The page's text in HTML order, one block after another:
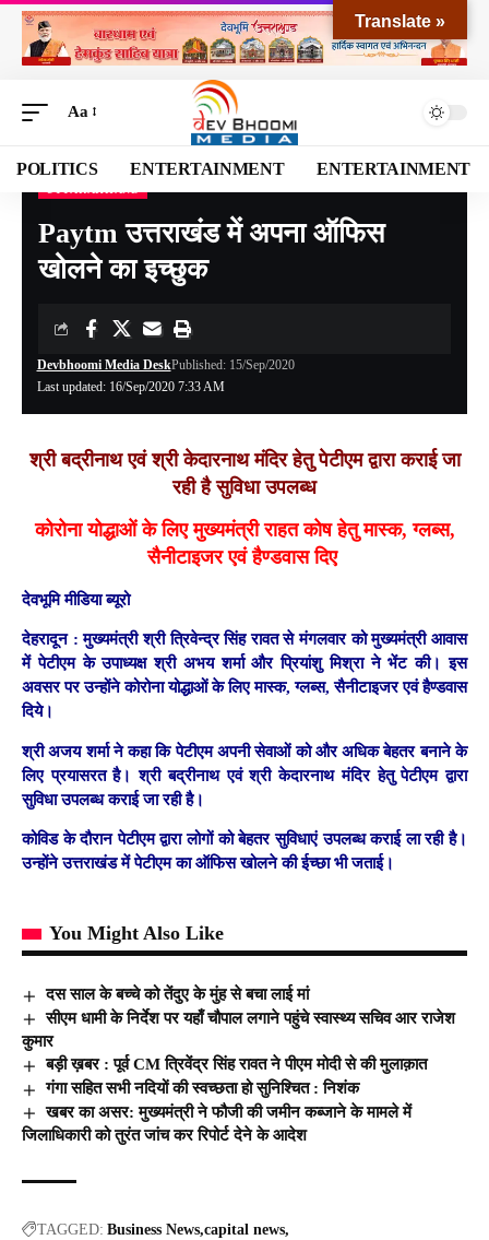
Aa
POLITICS ENTERTAINMENT ENTERTAINMENT
Devbhoomi Media>Blog>NATIONAL >UTTARAKHAND>Paytm उत्तराखंड में अपना ऑफिस खोलने का इच्छुक
Paytm उत्तराखंड में अपना ऑफिस
खोलने का इच्छुक
Last updated: 16/Sep/2020 7:33 AM
Devbhoomi Media DeskPublished: 15/Sep/2020
श्री बद्रीनाथ एवं श्री केदारनाथ मंदिर हेतु पेटीएम द्वारा कराई जा
रही है सुविधा उपलब्ध
कोरोना योद्धाओं के लिए मुख्यमंत्री राहत कोष हेतु मास्क, ग्लब्स,
सैनीटाइजर एवं हैण्डवास दिए
देवभूमि मीडिया ब्यूरो
देहरादून : मुख्यमंत्री श्री त्रिवेन्द्र सिंह रावत से मंगलवार को मुख्यमंत्री आवास
में पेटीएम के उपाध्यक्ष श्री अभय शर्मा और प्रियांशु मिश्रा ने भेंट की। इस
अवसर पर उन्होंने कोरोना योद्धाओं के लिए मास्क, ग्लब्स, सैनीटाइजर एवं हैण्डवास
दिये।
श्री अजय शर्मा ने कहा कि पेटीएम अपनी सेवाओं को और अधिक बेहतर बनाने के
लिए प्रयासरत है। श्री बद्रीनाथ एवं श्री केदारनाथ मंदिर हेतु पेटीएम द्वारा
सुविधा उपलब्ध कराई जा रही है।
कोविड के दौरान पेटीएम द्वारा लोगों को बेहतर सुविधाएं उपलब्ध कराई ला रही है।
उन्होंने उत्तराखंड में पेटीएम का ऑफिस खोलने की ईच्छा भी जताई।
You Might Also Like
दस साल के बच्चे को तेंदुए के मुंह से बचा लाई मां
सीएम धामी के निर्देश पर यहाँ चौपाल लगाने पहुंचे स्वास्थ्य सचिव आर राजेश
कुमार
बड़ी ख़बर : पूर्व CM त्रिवेंद्र सिंह रावत ने पीएम मोदी से की मुलाक़ात
गंगा सहित सभी नदियों की स्वच्छता हो सुनिश्चित : निशंक
खबर का असर: मुख्यमंत्री ने फौजी की जमीन कब्जाने के मामले में
जिलाधिकारी को तुरंत जांच कर रिपोर्ट देने के आदेश
TAGGED: Business News capital news
Translate »